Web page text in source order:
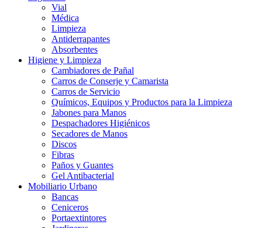
Vial
Médica
Limpieza
Antiderrapantes
Absorbentes
Higiene y Limpieza
Cambiadores de Pañal
Carros de Conserje y Camarista
Carros de Servicio
Químicos, Equipos y Productos para la Limpieza
Jabones para Manos
Despachadores Higiénicos
Secadores de Manos
Discos
Fibras
Paños y Guantes
Gel Antibacterial
Mobiliario Urbano
Bancas
Ceniceros
Portaextintores